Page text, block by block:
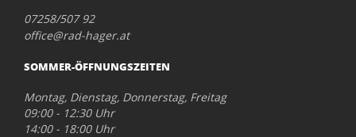
07258/507 92
office@rad-hager.at
SOMMER-ÖFFNUNGSZEITEN
Montag, Dienstag, Donnerstag, Freitag
09:00 - 12:30 Uhr
14:00 - 18:00 Uhr